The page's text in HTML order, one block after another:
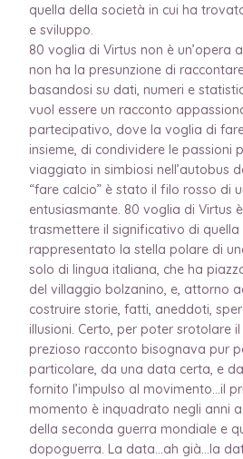
quella della società in cui ha
e sviluppo.
80 voglia di Virtus non è un’opera
non ha la presunzione di
basandosi su dati, numeri e
vuol essere un racconto
partecipativo, dove la voglia di
insieme, di condividere le passioni
viaggiato in simbiosi nell’autobus
“fare calcio” è stato il filo rosso di
entusiasmante. 80 voglia di Virtus
trasmettere il significativo di
rappresentato la stella polare di
solo di lingua italiana, che ha
del villaggio bolzanino, e, attorno
costruire storie, fatti, aneddoti,
illusioni. Certo, per poter srotolare
prezioso racconto bisognava pur
particolare, da una data certa, e
fornito l’impulso al movimento…il
momento è inquadrato negli anni
della seconda guerra mondiale e
dopoguerra. La data…ah già…la